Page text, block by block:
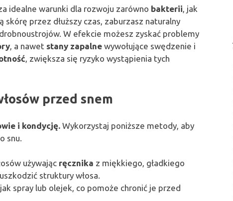
idealne warunki dla rozwoju zarówno bakterii, jak
skórę przez dłuższy czas, zaburzasz naturalny
W efekcie możesz zyskać problemy
, a nawet stany zapalne wywołujące swędzenie i
, zwiększa się ryzyko wystąpienia tych
przed snem
i kondycję. Wykorzystaj poniższe metody, aby
snu.
używając ręcznika z miękkiego, gładkiego
struktury włosa.
spray lub olejek, co pomoże chronić je przed